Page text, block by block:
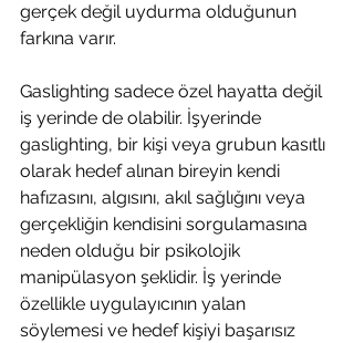
gerçek değil uydurma olduğunun
farkına varır.
Gaslighting sadece özel hayatta değil
iş yerinde de olabilir. İşyerinde
gaslighting, bir kişi veya grubun kasıtlı
olarak hedef alınan bireyin kendi
hafızasını, algısını, akıl sağlığını veya
gerçekliğin kendisini sorgulamasına
neden olduğu bir psikolojik
manipülasyon şeklidir. İş yerinde
özellikle uygulayıcının yalan
söylemesi ve hedef kişiyi başarısız